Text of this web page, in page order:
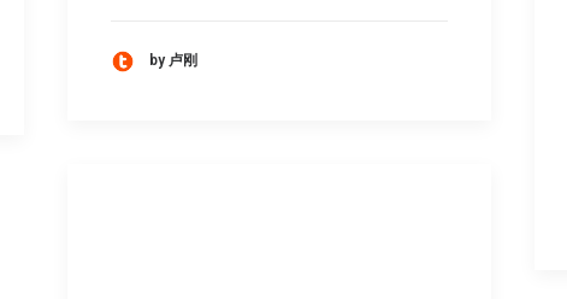
by 卢刚